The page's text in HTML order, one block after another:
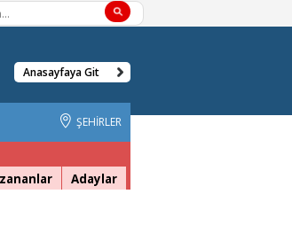
Anasayfaya Git
ŞEHİRLER
Adaylar